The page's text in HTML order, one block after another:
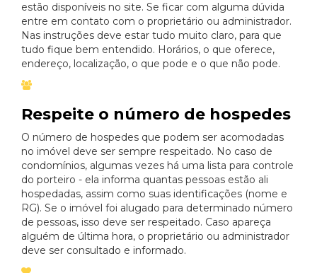
estão disponíveis no site. Se ficar com alguma dúvida
entre em contato com o proprietário ou administrador.
Nas instruções deve estar tudo muito claro, para que
tudo fique bem entendido. Horários, o que oferece,
endereço, localização, o que pode e o que não pode.
Respeite o número de hospedes
O número de hospedes que podem ser acomodadas
no imóvel deve ser sempre respeitado. No caso de
condomínios, algumas vezes há uma lista para controle
do porteiro - ela informa quantas pessoas estão ali
hospedadas, assim como suas identificações (nome e
RG). Se o imóvel foi alugado para determinado número
de pessoas, isso deve ser respeitado. Caso apareça
alguém de última hora, o proprietário ou administrador
deve ser consultado e informado.